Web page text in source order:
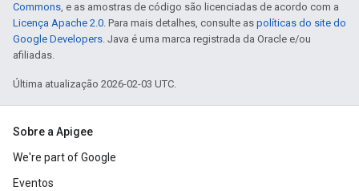
Commons, e as amostras de código são licenciadas de acordo com a
Licença Apache 2.0. Para mais detalhes, consulte as políticas do site do
Google Developers. Java é uma marca registrada da Oracle e/ou
afiliadas.
Última atualização 2026-02-03 UTC.
Sobre a Apigee
We're part of Google
Eventos